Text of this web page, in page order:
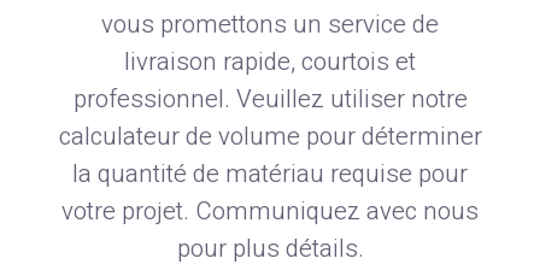
vous promettons un service de
livraison rapide, courtois et
professionnel. Veuillez utiliser notre
calculateur de volume pour déterminer
la quantité de matériau requise pour
votre projet. Communiquez avec nous
pour plus détails.